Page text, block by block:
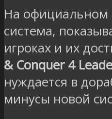
На официальном
система,
игроках и их
& Conquer 4
нуждается в
минусы новой